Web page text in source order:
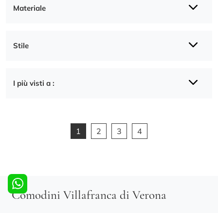
Materiale
Stile
I più visti a :
1 2 3 4
Comodini Villafranca di Verona